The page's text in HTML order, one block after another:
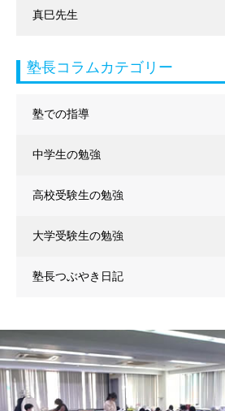
真巳先生
塾長コラムカテゴリー
塾での指導
中学生の勉強
高校受験生の勉強
大学受験生の勉強
塾長つぶやき日記